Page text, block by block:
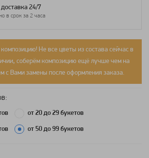
24/7
в срок за 2 часа
Не все цветы из состава сейчас в
соберём композицию ещё лучше чем на
с Вами замены после оформления заказа.
от 20 до 29 букетов
от 50 до 99 букетов